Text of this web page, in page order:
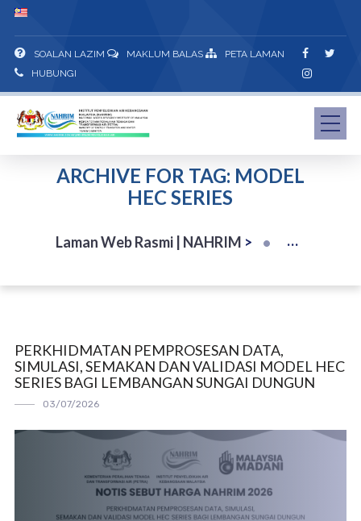
SOALAN LAZIM MAKLUM BALAS
PETA LAMAN
HUBUNGI
ARCHIVE FOR TAG: MODEL
HEC SERIES
Laman Web Rasmi | NAHRIM >
PERKHIDMATAN PEMPROSESAN DATA,
SIMULASI, SEMAKAN DAN VALIDASI MODEL HEC
SERIES BAGI LEMBANGAN SUNGAI DUNGUN
03/07/2026